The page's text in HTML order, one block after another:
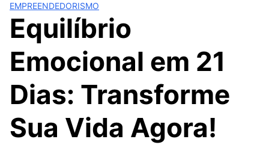
EMPREENDEDORISMO
Equilíbrio
Emocional em 21
Dias: Transforme
Sua Vida Agora!